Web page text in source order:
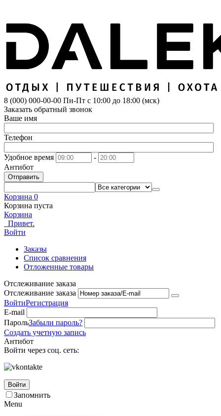
8 (000) 000-00-00 Пн-Пт с 10:00 до 18:00 (мск)
Заказать обратный звонок
Ваше имя
Телефон
Удобное время
-
Антибот
Отправить
Корзина 0
Корзина пуста
Корзина
Привет.
Войти
Заказы
Список сравнения
Отложенные товары
Отслеживание заказа
Отслеживание заказа
ВойтиРегистрация
E-mail
ПарольЗабыли пароль?
Создать учетную запись
Антибот
Войти через соц. сеть:
Войти
Запомнить
Menu